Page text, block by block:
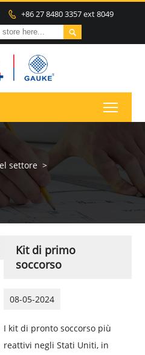
 +86 27 8480 3357 ext 8049

settore >
Kit di primo
soccorso
08-05-2024
I kit di pronto soccorso più
reattivi negli Stati Uniti, in